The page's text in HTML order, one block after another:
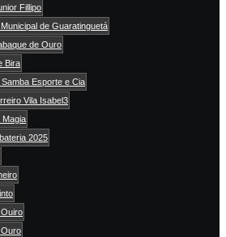
Fillipo
de Guaratinguetá
de Ouro
Bira
Esporte e Cia
Vila Isabel3
Magia
2025